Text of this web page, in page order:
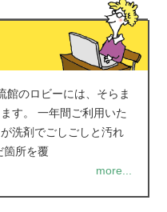
館のロビーには、そらま
す。 一年間ご利用いた
洗剤でごしごしと汚れ
箇所を覆
more...